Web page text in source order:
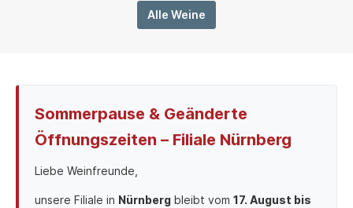
Alle Weine
Sommerpause & Geänderte
Öffnungszeiten – Filiale Nürnberg
Liebe Weinfreunde,
unsere Filiale in Nürnberg bleibt vom 17. August bis